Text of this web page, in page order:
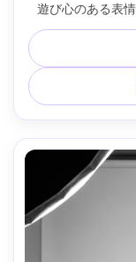
遊び心のある表
陽、Nikon D850
明なアクション
がら自然